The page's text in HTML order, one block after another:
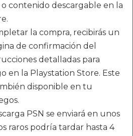
contenido descargable en la
la compra, recibirás un
de confirmación del
detalladas para
en la Playstation Store. Este
disponible en tu
PSN se enviará en unos
raros podría tardar hasta 4